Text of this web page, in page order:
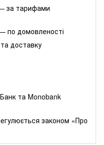
за тарифами
по домовленості
доставку
та Monobank
законом «Про